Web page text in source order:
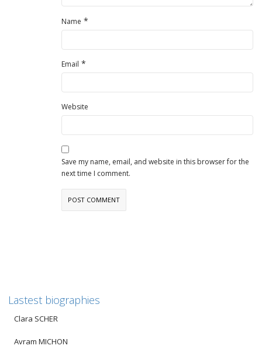
Name *
Email *
Website
Save my name, email, and website in this browser for the
next time I comment.
Lastest biographies
Clara SCHER
Avram MICHON